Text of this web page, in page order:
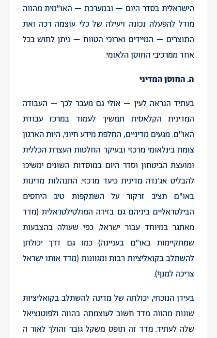
הישראלית בסדר היום – ובמערכת – האו"מית מהווה
מודל להפעלה נכונה ויעילה של כלי עוצמה רכה ואת
התוצרים – המיידים וארוכי הטווח – ניתן לחוש בכל
אחד ממרכיבי החוסן הלאומי.
ה. החוסן המדיני
בעתיד הנראה לעין – אולי גם מעבר לכך – העבודה
המדינית הקלאסית תמשיך לעמוד במרכז עבודת
האו"ם. מגעים מדיניים, החלפת מידע חיוני, היות הארגון
צומת בינלאומי מרכזי ובעיקר החלטות העצרת הכללית
ומועצת הביטחון וסדר היום במוסדות השונים ימשיכו
להבליט אג'נדה מדינית כיעד מרכזי. התנהלות מדינות
באו"ם תציב זרקור על השתקפות טיב היחסים
הבילטראליים ביניהם גם בזירה המולטילטראלית (מדד
מאתגר במיוחד עבור ישראל, כפי שעולה בהצבעות
שמתקיימות באו"ם בעניינה) כמו גם דרך יכולתן
להשתלב בקואליציות רבות ומגוונות (מדד אותו ישראל
צריכה למנף).
בעידן הנוכחי, יכולתה של מדינה להשתלב בקואליציות
שונות מהווה מדד חשוב לעוצמתה בהווה ולפוטנציאל
שלה לעתיד. מדד זה תופס משקל גובר והולך לאור ה